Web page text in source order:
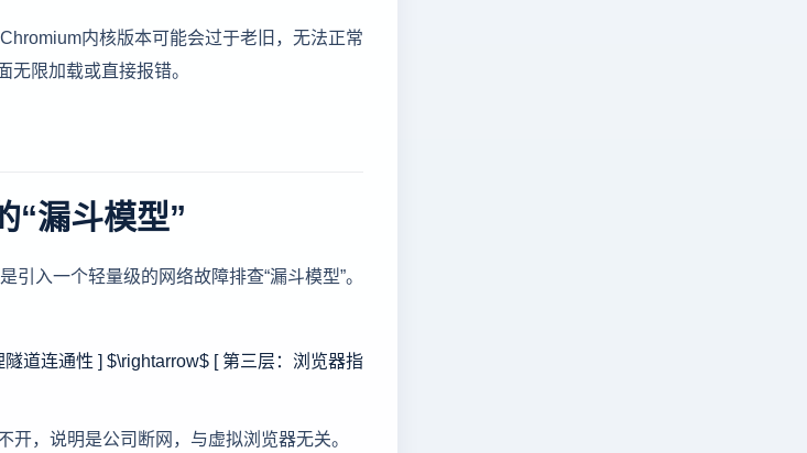
内核版本可能会过于老旧，无法正常
限加载或直接报错。
“漏斗模型”
入一个轻量级的网络故障排查“漏斗模型”。
道连通性 ] $\rightarrow$ [ 第三层：浏览器指
，说明是公司断网，与虚拟浏览器无关。